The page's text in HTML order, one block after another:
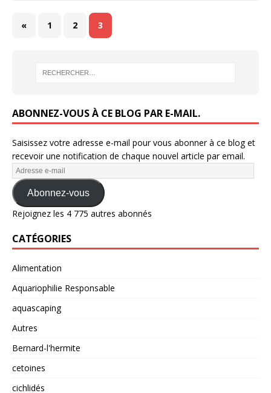
« 1 2 3
ABONNEZ-VOUS À CE BLOG PAR E-MAIL.
Saisissez votre adresse e-mail pour vous abonner à ce blog et
recevoir une notification de chaque nouvel article par email.
Abonnez-vous
Rejoignez les 4 775 autres abonnés
CATÉGORIES
Alimentation
Aquariophilie Responsable
aquascaping
Autres
Bernard-l'hermite
cetoines
cichlidés